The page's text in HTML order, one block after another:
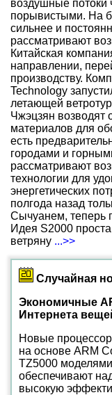
воздушные
порывистыми. На
сильнее и
рассматривают
Китайская
направлении,
производству.
Technology
летающей
Чжэцзян возводят
материалов для
есть
городами и
рассматривают
технологии для
энергетических
полгода назад
Сычуанем, теперь
Идея S2000
ветряну ...>>
Случайная
Экономичные
Интернета
Новые
на основе ARM
TZ5000
обеспечивают
высокую